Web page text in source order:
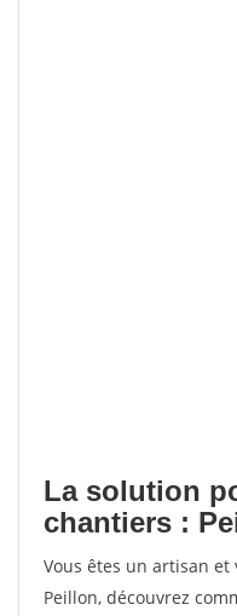
La solution
chantiers :
Vous êtes un artisan
Peillon, découvrez